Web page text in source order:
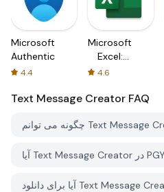
Microsoft
Authenticator
4.4
Microsoft
Excel:
Spreadsheets
4.6
Text Message Creator FAQ